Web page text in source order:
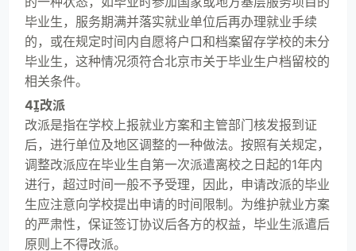
毕业生，服务期满并落实就业单位后再办理就业手续
的，或在规定时间内自愿将户口和档案留存学校的未分
毕业生，这种情况须符合北京市关于毕业生户档留校的
相关条件。
4改派
改派是指在学校上报就业方案和主管部门核发报到证
后，进行单位及地区调整的一种做法。按照有关规定，
调整改派应在毕业生自第一次派遣离校之日起的1年内
进行，超过时间一般不予受理，因此，申请改派的毕业
生应注意向学校提出申请的时间限制。为维护就业方案
的严肃性，保证签订协议后各方的权益，毕业生派遣后
原则上不得改派。